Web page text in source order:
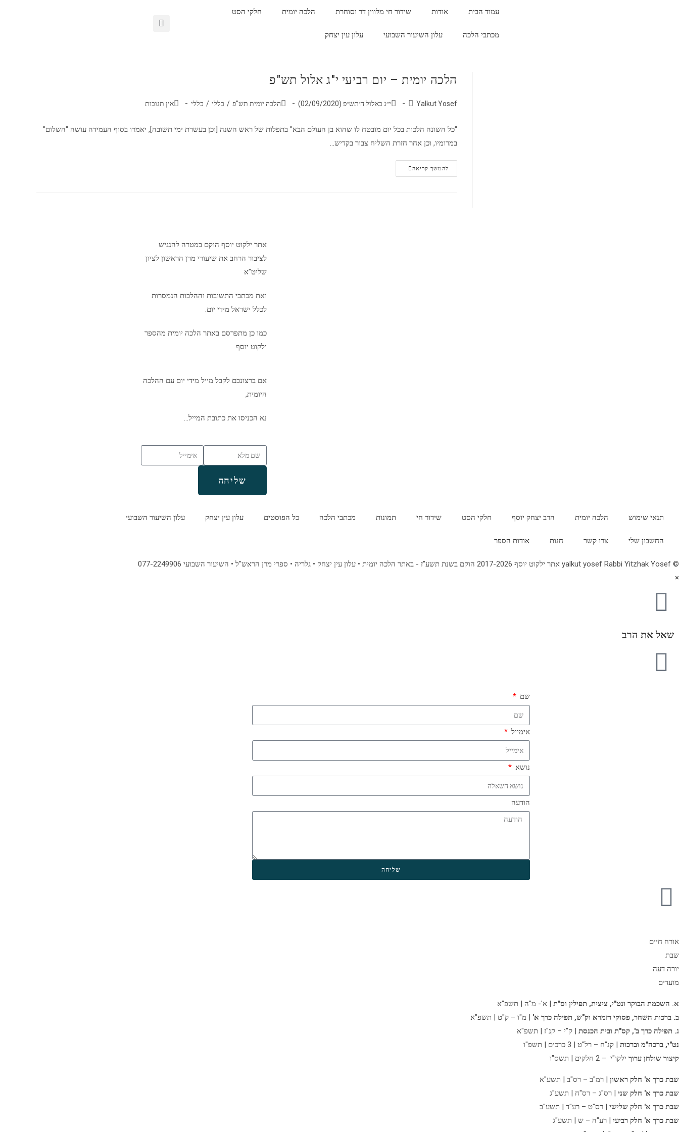
עמוד הבית אודות שידור חי מלווין דר וסוחרת הלכה יומית חלקי הסט
מכתבי הלכה עלון השיעור השבועי עלון עין יצחק
הלכה יומית – יום רביעי י"ג אלול תש"פ
Yalkut Yosef י״ג באלול ה׳תש״פ (02/09/2020) הלכה יומית תש"פ / כללי / כללי אין תגובות
"כל השונה הלכות בכל יום מובטח לו שהוא בן העולם הבא" בתפלות של ראש השנה [וכן בעשרת ימי תשובה], יאמרו בסוף העמידה עושה "השלום"
במרומיו, וכן אחר חזרת השליח צבור בקדיש…
להמשך קריאה
אתר ילקוט יוסף הוקם במטרה להנגיש
לציבור הרחב את שיעורי מרן הראשון לציון
שליט"א
ואת מכתבי התשובות וההלכות הנמסרות
לכלל ישראל מידי יום.
כמו כן מתפרסם באתר הלכה יומית מהספר
ילקוט יוסף
אם ברצונכם לקבל מייל מידי יום עם ההלכה
היומית,
נא הכניסו את כתובת המייל…
שליחה
תנאי שימוש הלכה יומית הרב יצחק יוסף חלקי הסט שידור חי תמונות מכתבי הלכה כל הפוסטים עלון עין יצחק עלון השיעור השבועי
החשבון שלי צרו קשר חנות אודות הספר
© yalkut yosef Rabbi Yitzhak Yosef אתר ילקוט יוסף 2017-2026 הוקם בשנת תשע"ז - באתר הלכה יומית • עלון עין יצחק • גלריה • ספרי מרן הראש"ל • השיעור השבועי 077-2249906
×
שאל את הרב
שם
אימייל
נושא
הודעה
שליחה
אורח חיים
שבת
יורה דעה
מועדים
א. השכמת הבוקר ונט"י, ציצית, תפילין וס"ת | א'- מ"ה | תשפ"א
ב. ברכות השחר, פסוקי דזמרא וק"ש, תפילה כרך א' | מ"ו – ק"ט | תשפ"א
ג. תפילה כרך ב', קס"ת ובית הכנסת | ק"י – קנ"ז | תשפ"א
נט"י, ברכה"מ וברכות | קנ"ח – רל"ט | 3 כרכים | תשפ"ו
קיצור שולחן ערוך ילקו"י – 2 חלקים | תשס"ו
שבת כרך א' חלק ראשון | רמ"ב – רס"ב | תשע"א
שבת כרך א' חלק שני | רס"ג – רס"ח | תשע"ג
שבת כרך א' חלק שלישי | רס"ט – רע"ד | תשע"ב
שבת כרך א' חלק רביעי | רע"ה – ש | תשע"ג